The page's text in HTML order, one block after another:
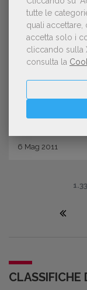
tutte le
quali accettare,
accetta solo i
cliccando sulla
consulta la
EDITORI
Gabriele
generale
6 Mag 2011
CLASSIFICHE